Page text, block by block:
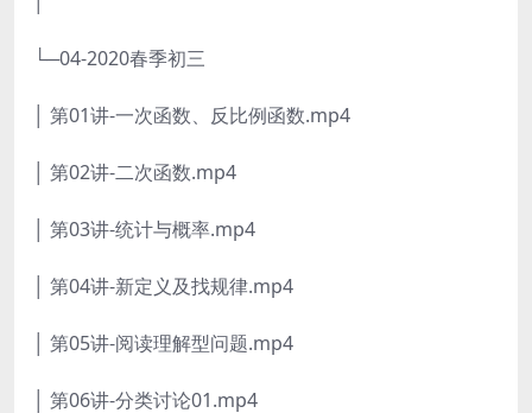
└─04-2020春季初三
│ 第01讲-一次函数、反比例函数.mp4
│ 第02讲-二次函数.mp4
│ 第03讲-统计与概率.mp4
│ 第04讲-新定义及找规律.mp4
│ 第05讲-阅读理解型问题.mp4
│ 第06讲-分类讨论01.mp4